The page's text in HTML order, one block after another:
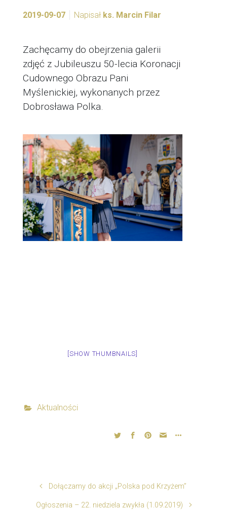
2019-09-07 Napisał ks. Marcin Filar
Zachęcamy do obejrzenia galerii
zdjęć z Jubileuszu 50-lecia Koronacji
Cudownego Obrazu Pani
Myślenickiej, wykonanych przez
Dobrosława Polka.
[SHOW THUMBNAILS]
Aktualności
Dołączamy do akcji „Polska pod Krzyżem”
Ogłoszenia – 22. niedziela zwykła (1.09.2019)